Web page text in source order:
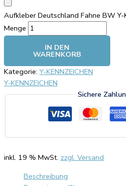
Aufkleber Deutschland Fahne BW
Menge
IN DEN
WARENKORB
Kategorie: Y-KENNZEICHEN
Y-KENNZEICHEN
Sichere
inkl. 19 % MwSt. zzgl. Versand
Beschreibung